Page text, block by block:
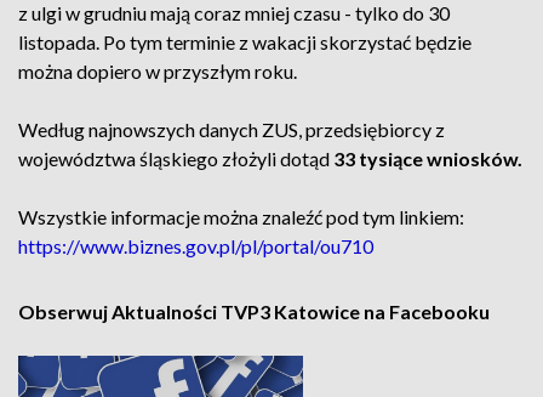
z ulgi w grudniu mają coraz mniej czasu - tylko do 30
listopada. Po tym terminie z wakacji skorzystać będzie
można dopiero w przyszłym roku.
Według najnowszych danych ZUS, przedsiębiorcy z
województwa śląskiego złożyli dotąd 33 tysiące wniosków.
Wszystkie informacje można znaleźć pod tym linkiem:
https://www.biznes.gov.pl/pl/portal/ou710
Obserwuj Aktualności TVP3 Katowice na Facebooku